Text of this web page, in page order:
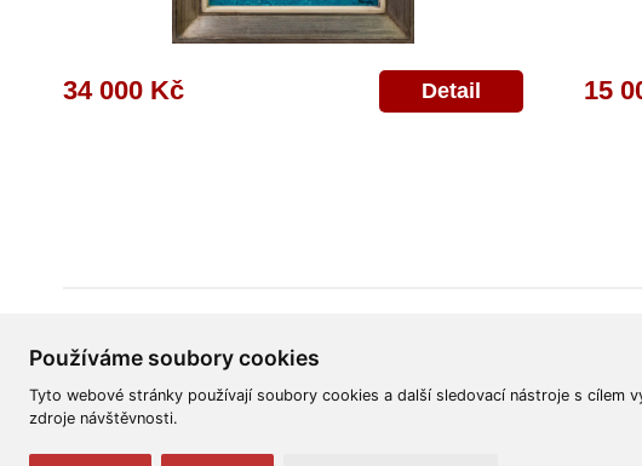
Používáme soubory cookies
Tyto webové stránky používají soubory cookies a další sledovací nástroje s cílem
zdroje návštěvnosti.
34 000 Kč Detail 15